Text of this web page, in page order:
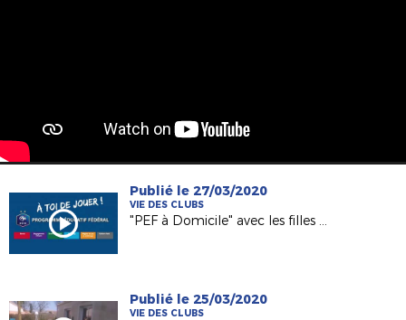
Publié le 27/03/2020
VIE DES CLUBS
"PEF à Domicile" avec les filles de La Suze FC !
Publié le 25/03/2020
VIE DES CLUBS